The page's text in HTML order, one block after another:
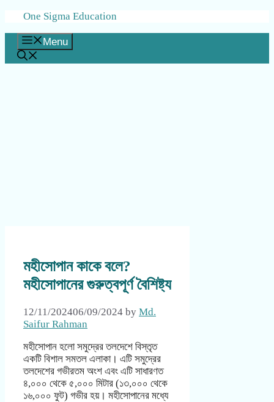
Skip
content
One Sigma Education
Menu
মহীসোপান কাকে বলে?
মহীসোপানের গুরুত্বপূর্ণ বৈশিষ্ট্য
12/11/202406/09/2024 by Md.
Saifur Rahman
মহীসোপান হলো সমুদ্রের তলদেশে বিস্তৃত
একটি বিশাল সমতল এলাকা। এটি সমুদ্রের
তলদেশের গভীরতম অংশ এবং এটি সাধারণত
৪,০০০ থেকে ৫,০০০ মিটার (১৩,০০০ থেকে
১৬,০০০ ফুট) গভীর হয়। মহীসোপানের মধ্যে